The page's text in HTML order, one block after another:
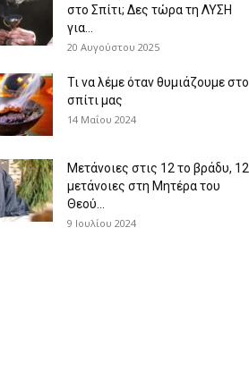
στο Σπίτι; Δες τώρα τη ΛΥΣΗ
για...
20 Αυγούστου 2025
Τι να λέμε όταν θυμιάζουμε στο
σπίτι μας
14 Μαΐου 2024
Μετάνοιες στις 12 το βράδυ, 12
μετάνοιες στη Μητέρα του
Θεού...
9 Ιουλίου 2024